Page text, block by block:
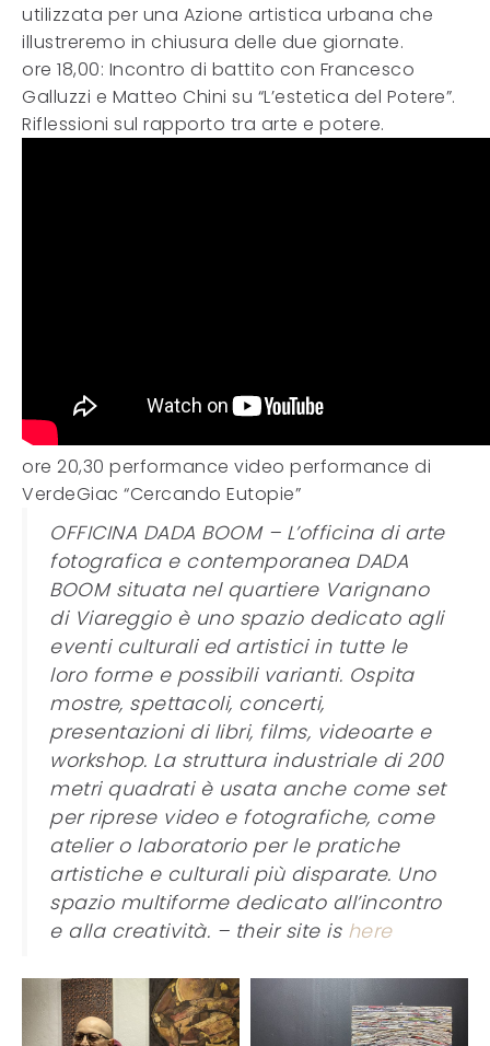
utilizzata per una Azione artistica urbana che
illustreremo in chiusura delle due giornate.
ore 18,00: Incontro di battito con Francesco
Galluzzi e Matteo Chini su “L’estetica del Potere”.
Riflessioni sul rapporto tra arte e potere.
ore 20,30 performance video performance di
VerdeGiac “Cercando Eutopie”
OFFICINA DADA BOOM – L’officina di arte
fotografica e contemporanea DADA
BOOM situata nel quartiere Varignano
di Viareggio è uno spazio dedicato agli
eventi culturali ed artistici in tutte le
loro forme e possibili varianti. Ospita
mostre, spettacoli, concerti,
presentazioni di libri, films, videoarte e
workshop. La struttura industriale di 200
metri quadrati è usata anche come set
per riprese video e fotografiche, come
atelier o laboratorio per le pratiche
artistiche e culturali più disparate. Uno
spazio multiforme dedicato all’incontro
e alla creatività. – their site is here